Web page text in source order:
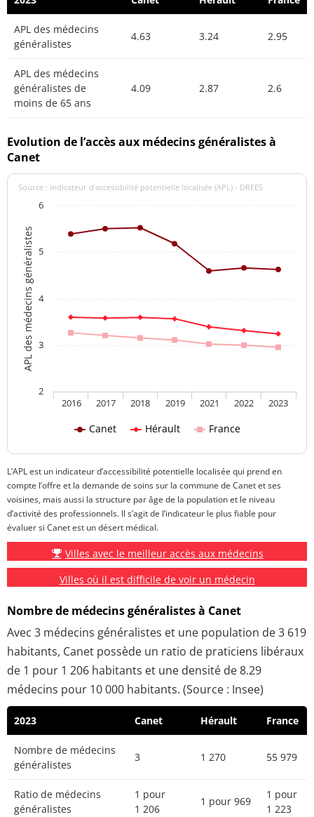
APL des médecins
généralistes
4.63 3.24 2.95
APL des médecins
généralistes de
moins de 65 ans
4.09 2.87 2.6
Evolution de l’accès aux médecins généralistes à
Canet
APL des médecins généralistes
Source : indicateur d’accessibilité potentielle localisée (APL) - DREES
Canet Hérault France
2016 2017 2018 2019 2021 2022 2023
2
3
4
5
6
L’APL est un indicateur d’accessibilité potentielle localisée qui prend en
compte l’offre et la demande de soins sur la commune de Canet et ses
voisines, mais aussi la structure par âge de la population et le niveau
d’activité des professionnels. Il s’agit de l’indicateur le plus fiable pour
évaluer si Canet est un désert médical.
Villes avec le meilleur accès aux médecins
Villes où il est difficile de voir un médecin
Nombre de médecins généralistes à Canet
Avec 3 médecins généralistes et une population de 3 619
habitants, Canet possède un ratio de praticiens libéraux
de 1 pour 1 206 habitants et une densité de 8.29
médecins pour 10 000 habitants. (Source : Insee)
2023 Canet Hérault France
Nombre de médecins
généralistes
3 1 270 55 979
Ratio de médecins
généralistes
1 pour
1 206
1 pour 969
1 pour
1 223